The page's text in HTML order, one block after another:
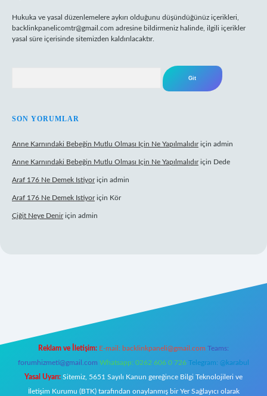
Hukuka ve yasal düzenlemelere aykırı olduğunu düşündüğünüz içerikleri,
backlinkpanelicomtr@gmail.com adresine bildirmeniz halinde, ilgili içerikler
yasal süre içerisinde sitemizden kaldırılacaktır.
SON YORUMLAR
Anne Karnındaki Bebeğin Mutlu Olması Için Ne Yapılmalıdıriçin admin
Anne Karnındaki Bebeğin Mutlu Olması Için Ne Yapılmalıdıriçin Dede
Araf 176 Ne Demek Istiyoriçin admin
Araf 176 Ne Demek Istiyoriçin Kör
Çiğit Neye Deniriçin admin
www.betexper.xyz/
Reklam ve İletişim: E-mail: backlinkpaneli@gmail.com Teams:
forumhizmeti@gmail.com Whatsapp: 0262 606 0 726 Telegram: @karabul
Yasal Uyarı: Sitemiz, 5651 Sayılı Kanun gereğince Bilgi Teknolojileri ve
İletişim Kurumu (BTK) tarafından onaylanmış bir Yer Sağlayıcı olarak